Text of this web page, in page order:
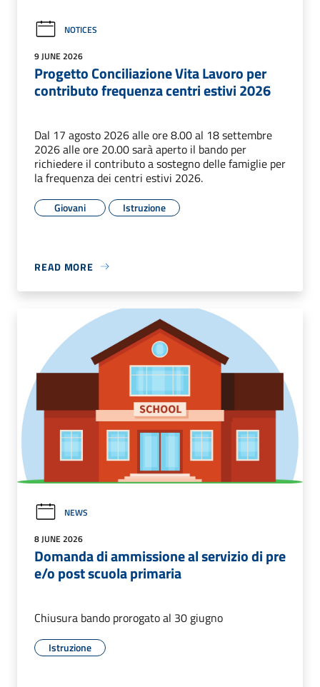
NOTICES
9 JUNE 2026
Progetto Conciliazione Vita Lavoro per
contributo frequenza centri estivi 2026
Dal 17 agosto 2026 alle ore 8.00 al 18 settembre
2026 alle ore 20.00 sarà aperto il bando per
richiedere il contributo a sostegno delle famiglie per
la frequenza dei centri estivi 2026.
Giovani Istruzione
READ MORE
NEWS
8 JUNE 2026
Domanda di ammissione al servizio di pre
e/o post scuola primaria
Chiusura bando prorogato al 30 giugno
Istruzione